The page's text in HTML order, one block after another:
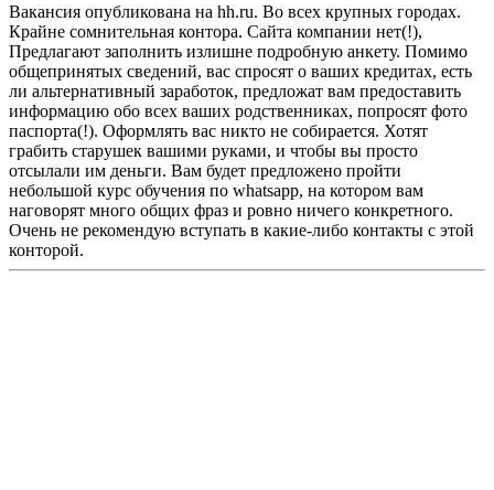
Вакансия опубликована на hh.ru. Во всех крупных городах.
Крайне сомнительная контора. Сайта компании нет(!),
Предлагают заполнить излишне подробную анкету. Помимо
общепринятых сведений, вас спросят о ваших кредитах, есть
ли альтернативный заработок, предложат вам предоставить
информацию обо всех ваших родственниках, попросят фото
паспорта(!). Оформлять вас никто не собирается. Хотят
грабить старушек вашими руками, и чтобы вы просто
отсылали им деньги. Вам будет предложено пройти
небольшой курс обучения по whatsapp, на котором вам
наговорят много общих фраз и ровно ничего конкретного.
Очень не рекомендую вступать в какие-либо контакты с этой
конторой.